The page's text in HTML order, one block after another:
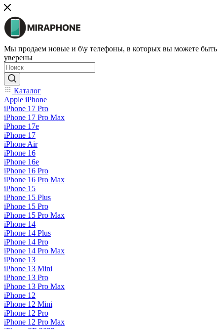
Мы продаем новые и б\у телефоны, в которых вы можете быть
уверены
Каталог
Apple iPhone
iPhone 17 Pro
iPhone 17 Pro Max
iPhone 17e
iPhone 17
iPhone Air
iPhone 16
iPhone 16e
iPhone 16 Pro
iPhone 16 Pro Max
iPhone 15
iPhone 15 Plus
iPhone 15 Pro
iPhone 15 Pro Max
iPhone 14
iPhone 14 Plus
iPhone 14 Pro
iPhone 14 Pro Max
iPhone 13
iPhone 13 Mini
iPhone 13 Pro
iPhone 13 Pro Max
iPhone 12
iPhone 12 Mini
iPhone 12 Pro
iPhone 12 Pro Max